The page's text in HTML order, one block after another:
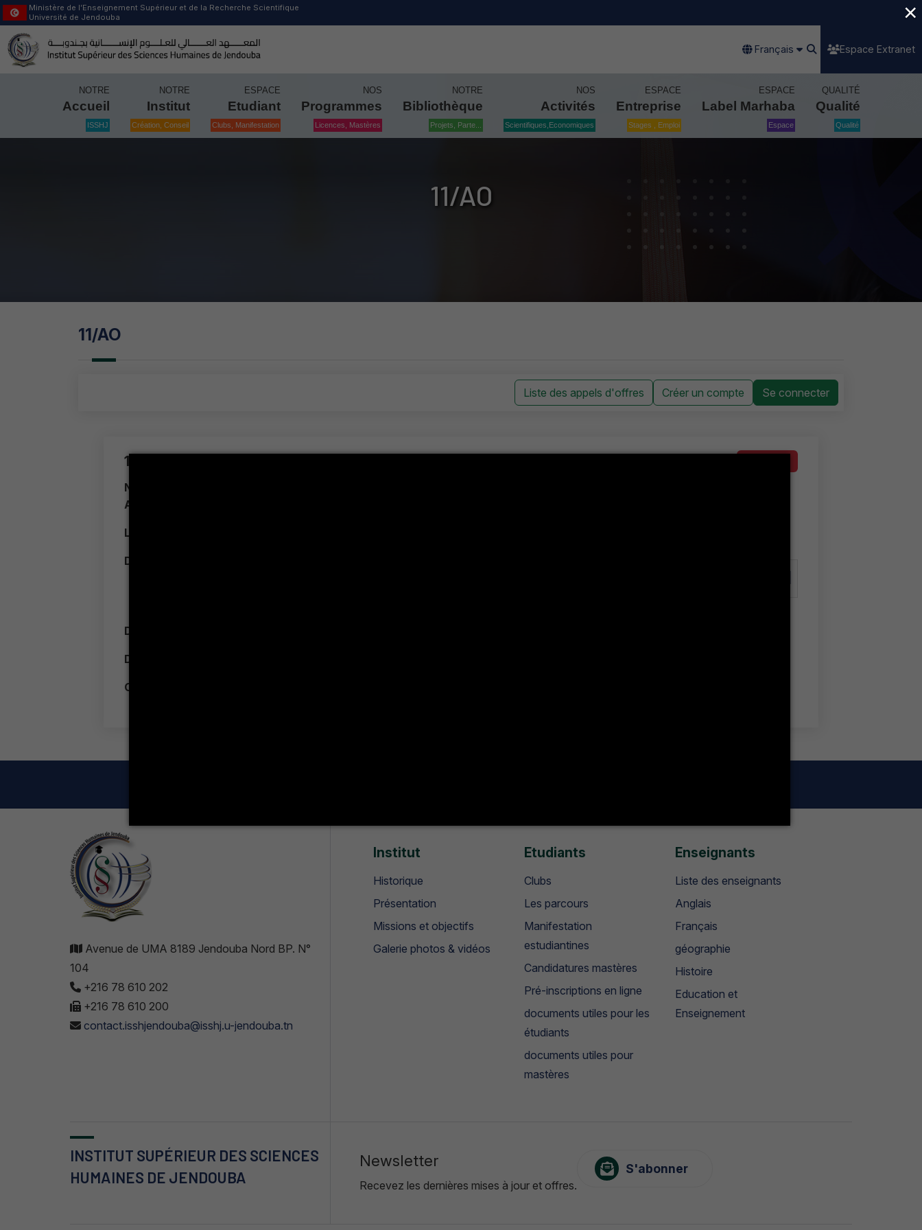
Ministère de l’Enseignement Supérieur et de la Recherche Scientifique
Université de Jendouba
Français Espace Extranet
NOTRE
Accueil
ISSHJ
NOTRE
Institut
Création, Conseil
ESPACE
Etudiant
Clubs, Manifestation
NOS
Programmes
Licences, Mastères
NOTRE
Bibliothèque
Projets, Parte...
NOS
Activités
Scientifiques,Economiques
ESPACE
Entreprise
Stages , Emploi
ESPACE
Label Marhaba
Espace
QUALITÉ
Qualité
Qualité
11/AO
11/AO
Liste des appels d'offres Créer un compte Se connecter
11/AO
Numéro de consultation /
AO :
Libellé :
Détails :
Date de parution :
Date de clôture :
Client :
Avenue de UMA 8189 Jendouba Nord BP. N°
104
+216 78 610 202
+216 78 610 200
contact.isshjendouba@isshj.u-jendouba.tn
Institut
Historique
Présentation
Missions et objectifs
Galerie photos & vidéos
Etudiants
Clubs
Les parcours
Manifestation
estudiantines
Candidatures mastères
Pré-inscriptions en ligne
documents utiles pour les
étudiants
documents utiles pour
mastères
Enseignants
Liste des enseignants
Anglais
Français
géographie
Histoire
Education et
Enseignement
INSTITUT SUPÉRIEUR DES SCIENCES
HUMAINES DE JENDOUBA
Newsletter
Recevez les dernières mises à jour et offres.
S'abonner
×